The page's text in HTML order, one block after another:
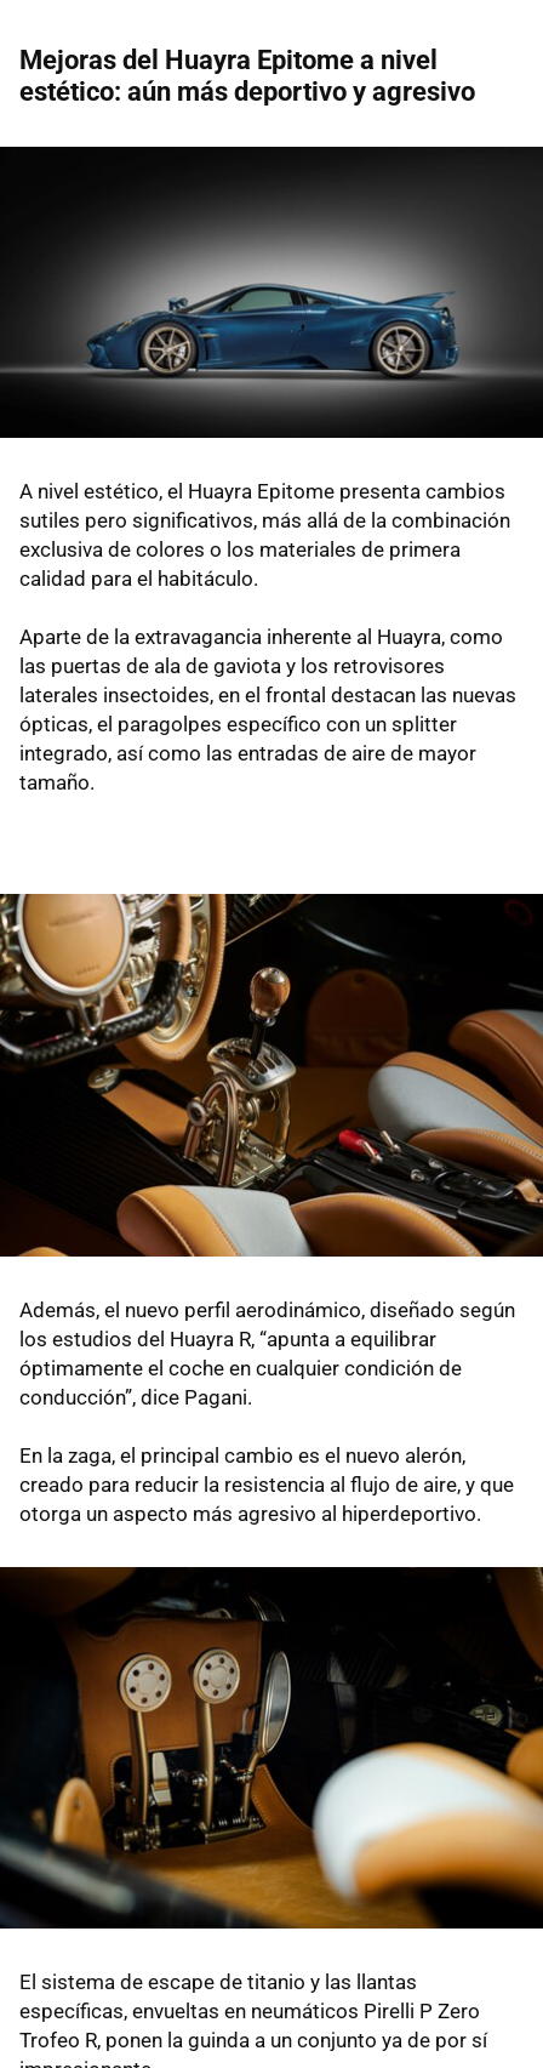
Mejoras del Huayra Epitome a nivel
estético: aún más deportivo y agresivo
A nivel estético, el Huayra Epitome presenta cambios
sutiles pero significativos, más allá de la combinación
exclusiva de colores o los materiales de primera
calidad para el habitáculo.
Aparte de la extravagancia inherente al Huayra, como
las puertas de ala de gaviota y los retrovisores
laterales insectoides, en el frontal destacan las nuevas
ópticas, el paragolpes específico con un splitter
integrado, así como las entradas de aire de mayor
tamaño.
Además, el nuevo perfil aerodinámico, diseñado según
los estudios del Huayra R, “apunta a equilibrar
óptimamente el coche en cualquier condición de
conducción”, dice Pagani.
En la zaga, el principal cambio es el nuevo alerón,
creado para reducir la resistencia al flujo de aire, y que
otorga un aspecto más agresivo al hiperdeportivo.
El sistema de escape de titanio y las llantas
específicas, envueltas en neumáticos Pirelli P Zero
Trofeo R, ponen la guinda a un conjunto ya de por sí